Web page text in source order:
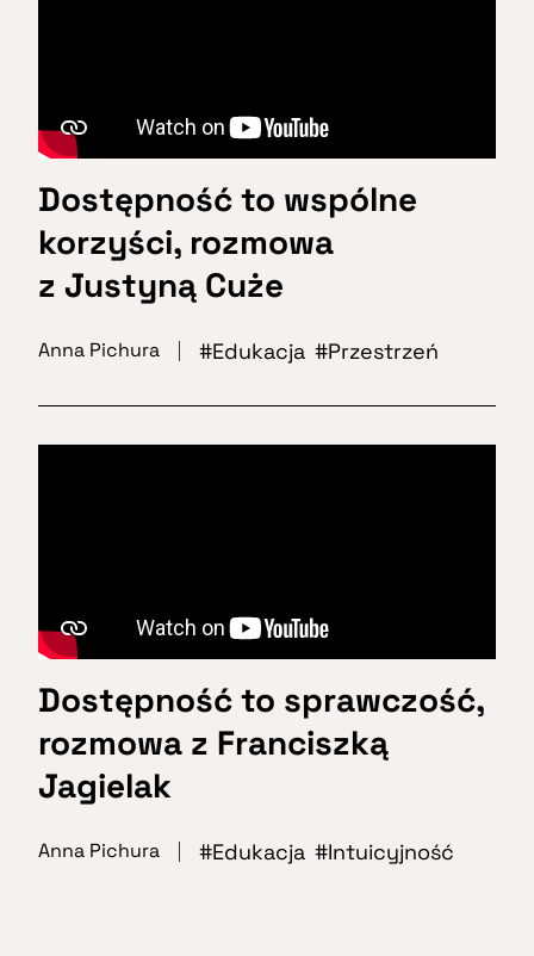
Dostępność to wspólne
korzyści, rozmowa
z Justyną Cuże
Anna Pichura Edukacja Przestrzeń
Dostępność to sprawczość,
rozmowa z Franciszką
Jagielak
Anna Pichura Edukacja Intuicyjność